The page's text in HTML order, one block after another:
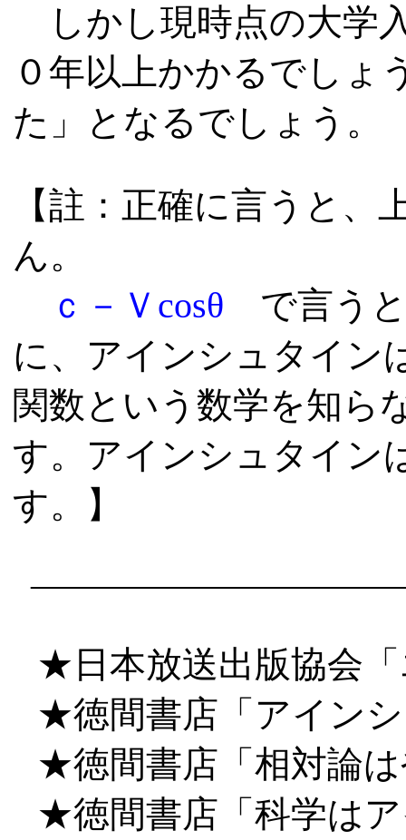
しかし現時点の大学
０ 年以上かかるでしょ
た」となるでしょう。
【註：正確に言うと、
ん。
ｃ－Ｖcosθ で言う
に、アインシュタイン
関数という数学を知ら
す。アインシュタイン
す。】
★日本放送出版協会
★徳間書店「アイン
★徳間書店「相対論
★徳間書店「科学は